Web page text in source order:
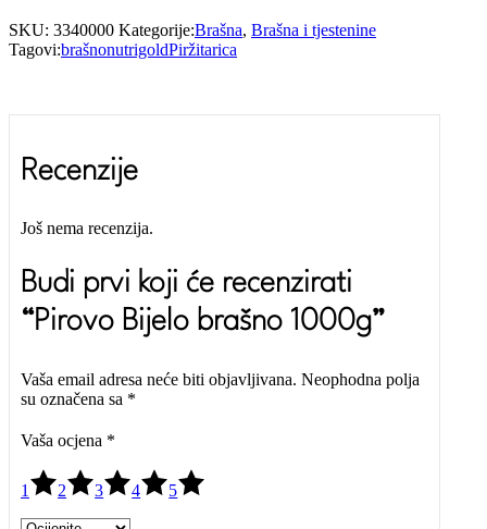
SKU: 3340000 Kategorije:Brašna, Brašna i tjestenine
Tagovi:brašnonutrigoldPiržitarica
Recenzije
Još nema recenzija.
Budi prvi koji će recenzirati
“Pirovo Bijelo brašno 1000g”
Vaša email adresa neće biti objavljivana. Neophodna polja
su označena sa *
Vaša ocjena *
1 2 3 4 5